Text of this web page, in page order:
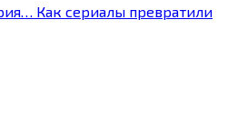
Как сериалы превратили